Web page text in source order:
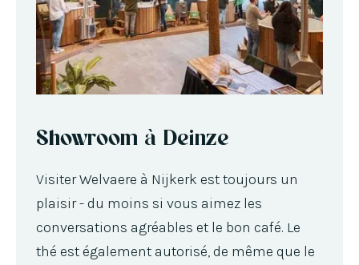
Showroom à Deinze
Visiter Welvaere à Nijkerk est toujours un
plaisir - du moins si vous aimez les
conversations agréables et le bon café. Le
thé est également autorisé, de même que le